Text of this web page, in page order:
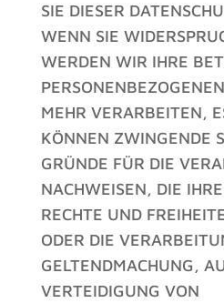
SIE DIESER
WENN SIE
WERDEN WIR IHRE
MEHR VERARBEITEN,
KÖNNEN ZWINGENDE
GRÜNDE FÜR DIE
NACHWEISEN, DIE
RECHTE UND
ODER DIE
GELTENDMACHUNG,
VERTEIDIGUNG VON